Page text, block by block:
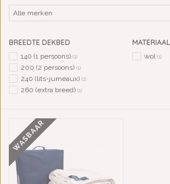
BREEDTE DEKBED
140 (1 persoons) (1)
200 (2 persoons) (1)
240 (lits-jumeaux) (1)
260 (extra breed) (1)
MATERIAAL
wol(1)
WASBAAR